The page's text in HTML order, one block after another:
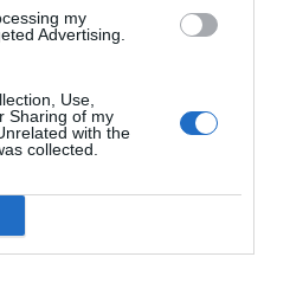
my
Advertising.
Use,
Sharing of my
with the
collected.
almas libres con piezas
de origen.